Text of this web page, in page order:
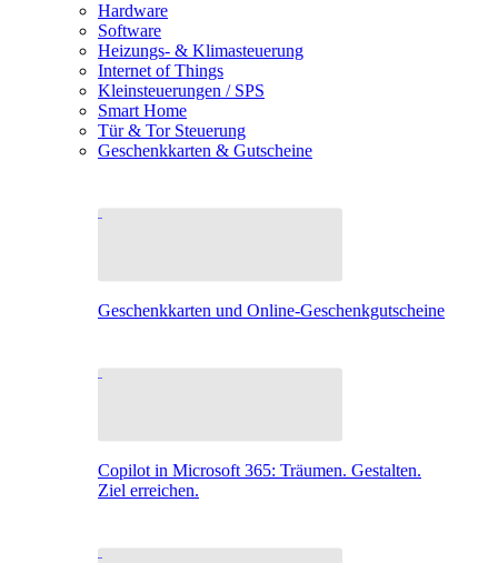
Hardware
Software
Heizungs- & Klimasteuerung
Internet of Things
Kleinsteuerungen / SPS
Smart Home
Tür & Tor Steuerung
Geschenkkarten & Gutscheine
Geschenkkarten und Online-Geschenkgutscheine
Copilot in Microsoft 365: Träumen. Gestalten.
Ziel erreichen.